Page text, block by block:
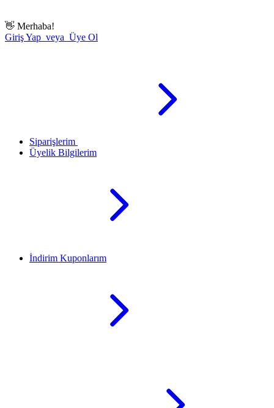
👋 Merhaba!
Giriş Yap veya Üye Ol
Siparişlerim
Üyelik Bilgilerim
İndirim Kuponlarım